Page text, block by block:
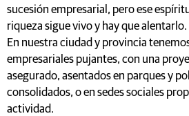
sucesión empresarial, pero ese
riqueza sigue vivo y hay que alentarlo.
En nuestra ciudad y provincia
empresariales pujantes, con una
asegurado, asentados en parques y
consolidados, o en sedes sociales
actividad.